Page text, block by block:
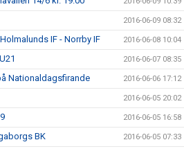
2016-06-09 08:32
IF - Norrby IF 2016-06-08 10:04
2016-06-07 08:35
Nationaldagsfirande 2016-06-06 17:12
2016-06-05 20:02
2016-06-05 16:58
BK 2016-06-05 07:33